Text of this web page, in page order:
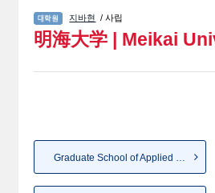
지바현 / 사립
明海大学 | Meikai
Graduate School of Applied Li...